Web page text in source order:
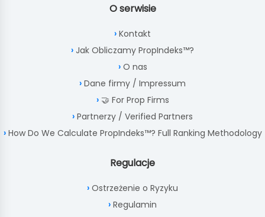
O serwisie
Kontakt
Jak Obliczamy PropIndeks™?
O nas
Dane firmy / Impressum
🤝 For Prop Firms
Partnerzy / Verified Partners
How Do We Calculate PropIndeks™? Full Ranking Methodology
Regulacje
Ostrzeżenie o Ryzyku
Regulamin